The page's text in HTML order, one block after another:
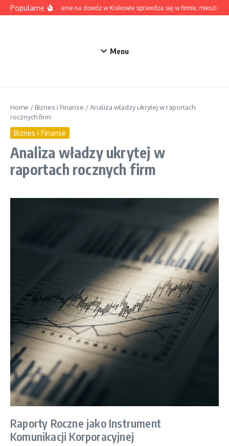
Przejdź do treści
PopularneKiedy pranie na dowóz w Krakowie sprawdza się w firmie,
Menu
Home / Biznes i Finanse /Analiza władzy ukrytej w raportach
rocznych firm
Biznes i Finanse
Analiza władzy ukrytej w
raportach rocznych firm
Raporty Roczne jako Instrument
Komunikacji Korporacyjnej